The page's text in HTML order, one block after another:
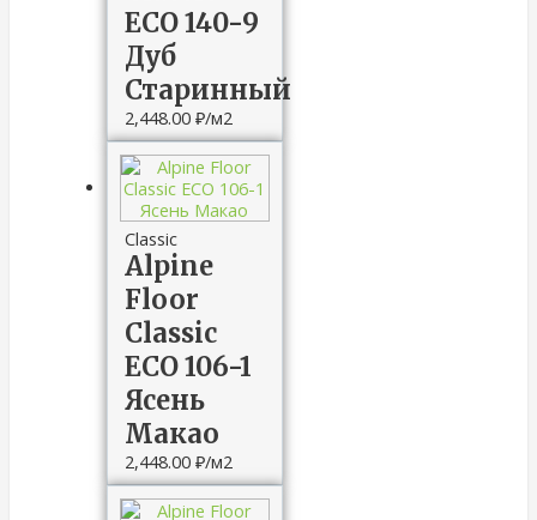
ЕСО 140-9
Дуб
Старинный
2,448.00₽/м2
Classic
Alpine
Floor
Classic
ECO 106-1
Ясень
Макао
2,448.00₽/м2